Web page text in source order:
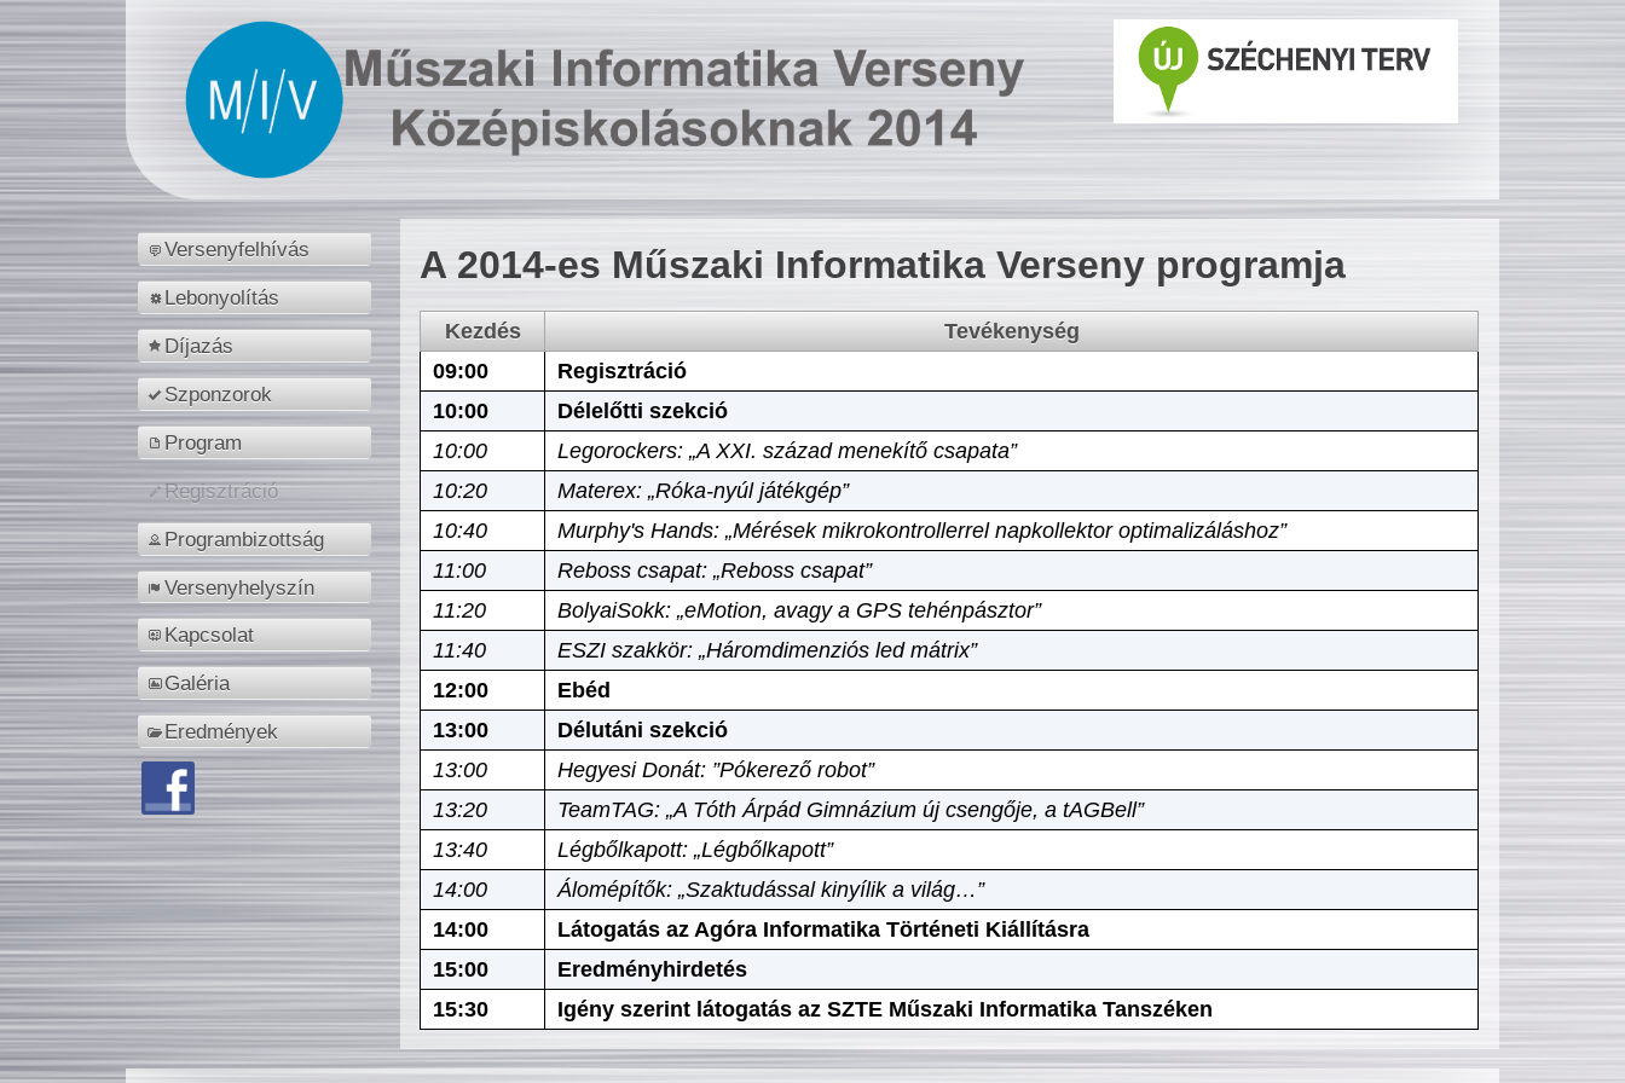
Versenyfelhívás
Lebonyolítás
Díjazás
Szponzorok
Program
Regisztráció
Programbizottság
Versenyhelyszín
Kapcsolat
Galéria
Eredmények
A 2014-es Műszaki Informatika Verseny programja
Kezdés
Tevékenység
09:00
Regisztráció
10:00
Délelőtti szekció
10:00
Legorockers: „A XXI. század menekítő csapata”
10:20
Materex: „Róka-nyúl játékgép”
10:40
Murphy's Hands: „Mérések mikrokontrollerrel napkollektor optimalizáláshoz”
11:00
Reboss csapat: „Reboss csapat”
11:20
BolyaiSokk: „eMotion, avagy a GPS tehénpásztor”
11:40
ESZI szakkör: „Háromdimenziós led mátrix”
12:00
Ebéd
13:00
Délutáni szekció
13:00
Hegyesi Donát: ”Pókerező robot”
13:20
TeamTAG: „A Tóth Árpád Gimnázium új csengője, a tAGBell”
13:40
Légbőlkapott: „Légbőlkapott”
14:00
Álomépítők: „Szaktudással kinyílik a világ…”
14:00
Látogatás az Agóra Informatika Történeti Kiállításra
15:00
Eredményhirdetés
15:30
Igény szerint látogatás az SZTE Műszaki Informatika Tanszéken